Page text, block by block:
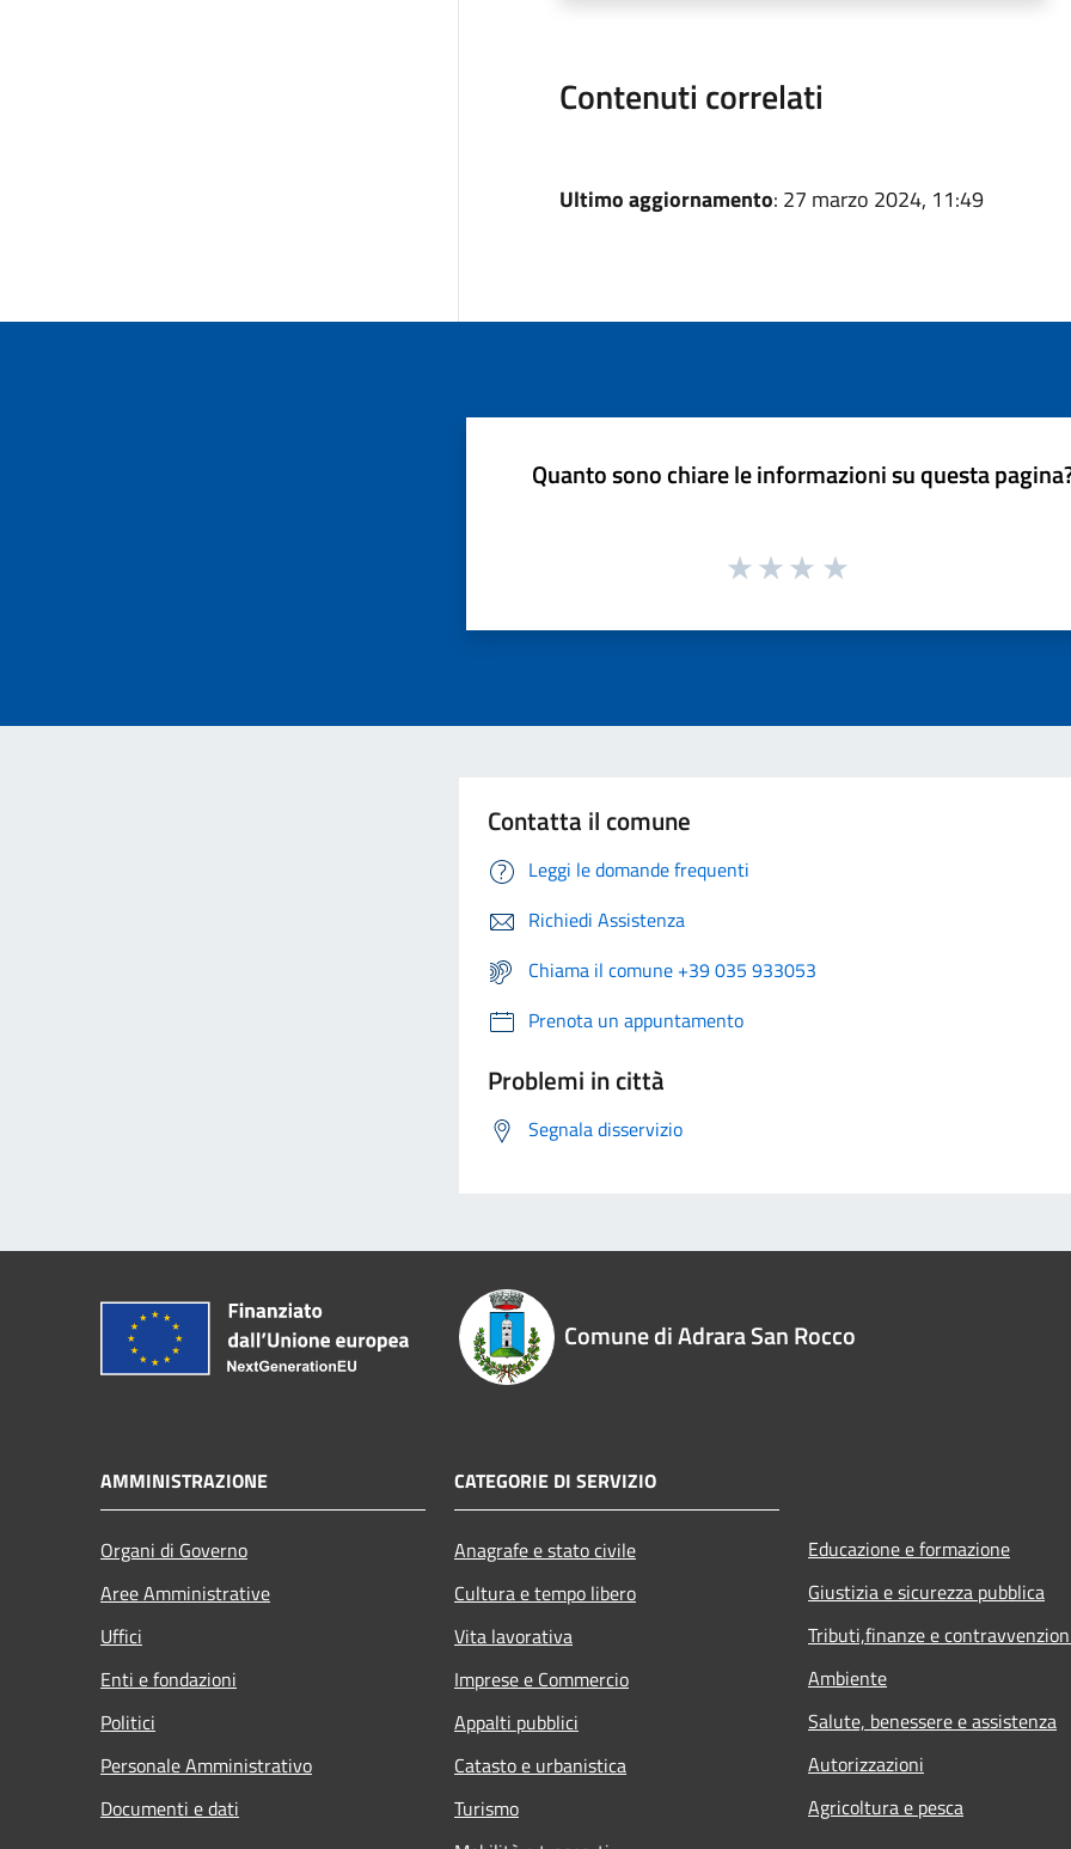
Contenuti correlati
Ultimo aggiornamento: 27 marzo 2024, 11:49
Quanto sono chiare le informazioni su questa
Contatta il comune
Leggi le domande frequenti
Richiedi Assistenza
Chiama il comune +39 035 933053
Prenota un appuntamento
Problemi in città
Segnala disservizio
Comune di Adrara San Rocco
AMMINISTRAZIONE
Organi di Governo
Aree Amministrative
Uffici
Enti e fondazioni
Politici
Personale Amministrativo
Documenti e dati
CATEGORIE DI SERVIZIO
Anagrafe e stato civile
Cultura e tempo libero
Vita lavorativa
Imprese e Commercio
Appalti pubblici
Catasto e urbanistica
Turismo
Educazione e formazione
Giustizia e sicurezza pubblica
Tributi,finanze e
Ambiente
Salute, benessere e assistenza
Autorizzazioni
Agricoltura e pesca